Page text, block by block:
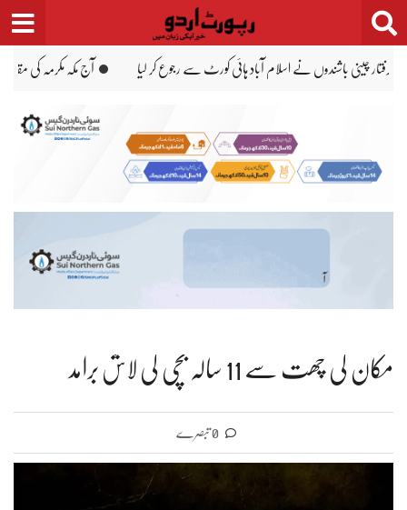
Skip
to
content
سے دنیا کو پیغام ملا کہ مسلم دنیا متحد ہے، مریم نواز لاہور اب دنیا کے محفوظ
مکان کی چھت سے 11 سالہ بچی کی لاش برآمد
0 تبصرے